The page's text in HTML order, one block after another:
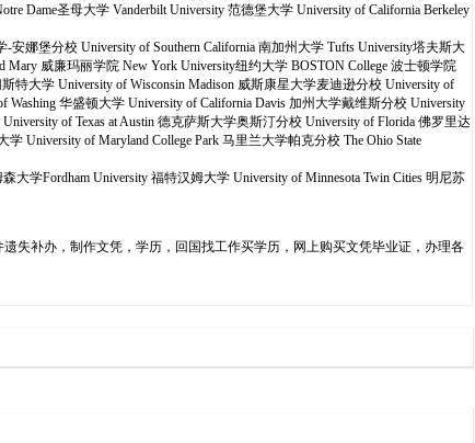
Dame圣母大学 Vanderbilt University 范德堡大学 University of California Berkeley
娜堡分校 University of Southern California 南加州大学 Tufts University塔夫斯大
Mary 威廉玛丽学院 New York University纽约大学 BOSTON College 波士顿学院
特大学 University of Wisconsin Madison 威斯康星大学麦迪逊分校 University of
Washing 华盛顿大学 University of California Davis 加州大学戴维斯分校 University
of Texas at Austin 德克萨斯大学奥斯汀分校 University of Florida 佛罗里达
University of Maryland College Park 马里兰大学帕克分校 The Ohio State
大学Fordham University 福特汉姆大学 University of Minnesota Twin Cities 明尼苏
失补办，制作文凭，学历，回国找工作买学历，网上购买文凭毕业证，办理各